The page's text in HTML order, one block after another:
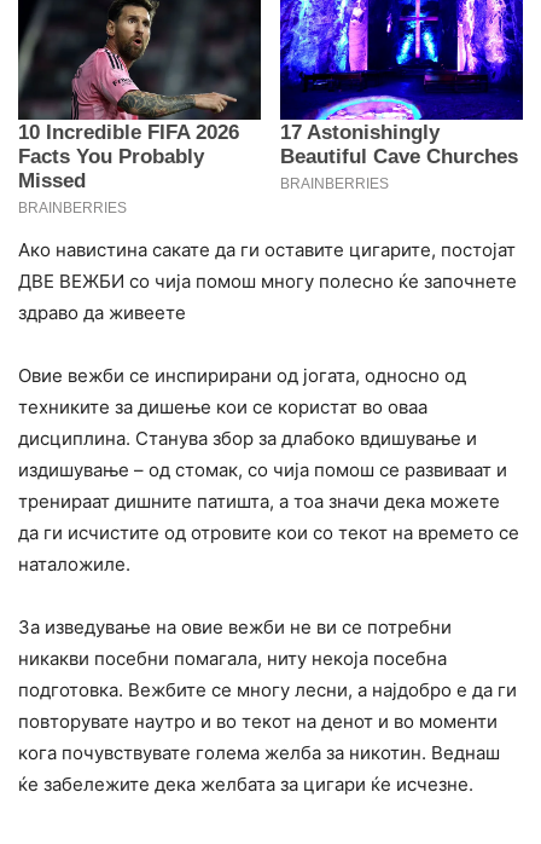
Ако навистина сакате да ги оставите цигарите, постојат
ДВЕ ВЕЖБИ со чија помош многу полесно ќе започнете
здраво да живеете
Овие вежби се инспирирани од јогата, односно од
техниките за дишење кои се користат во оваа
дисциплина. Станува збор за длабоко вдишување и
издишување – од стомак, со чија помош се развиваат и
тренираат дишните патишта, а тоа значи дека можете
да ги исчистите од отровите кои со текот на времето се
наталожиле.
За изведување на овие вежби не ви се потребни
никакви посебни помагала, ниту некоја посебна
подготовка. Вежбите се многу лесни, а најдобро е да ги
повторувате наутро и во текот на денот и во моменти
кога почувствувате голема желба за никотин. Веднаш
ќе забележите дека желбата за цигари ќе исчезне.